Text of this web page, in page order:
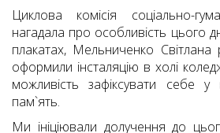
Циклова комісія соціально-
нагадала про особливість цього
плакатах, Мельниченко Світлана
оформили інсталяцію в холі
можливість зафіксувати себе
пам`ять.
Ми ініціювали долучення до